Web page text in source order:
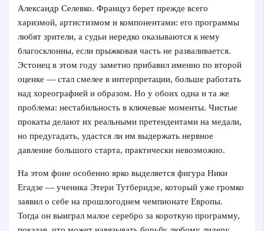
Александр Селевко. Француз берет прежде всего
харизмой, артистизмом и компонентами: его программы
любят зрители, а судьи нередко оказываются к нему
благосклонны, если прыжковая часть не разваливается.
Эстонец в этом году заметно прибавил именно по второй
оценке — стал смелее в интерпретации, больше работать
над хореографией и образом. Но у обоих одна и та же
проблема: нестабильность в ключевые моменты. Чистые
прокаты делают их реальными претендентами на медали,
но предугадать, удастся ли им выдержать нервное
давление большого старта, практически невозможно.
На этом фоне особенно ярко выделяется фигура Ники
Егадзе — ученика Этери Тутберидзе, который уже громко
заявил о себе на прошлогоднем чемпионате Европы.
Тогда он выиграл малое серебро за короткую программу,